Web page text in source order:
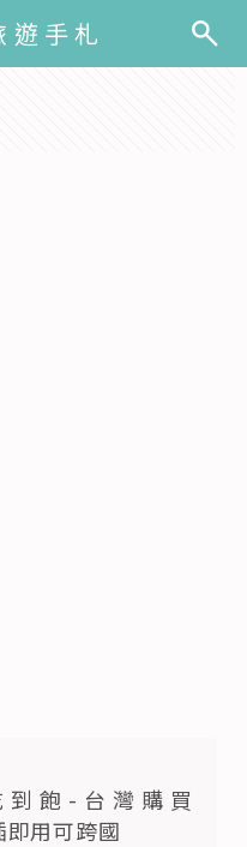
手札
到飽-台灣購買
用可跨國